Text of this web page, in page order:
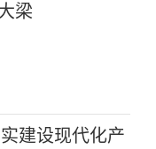
梁
建设现代化产